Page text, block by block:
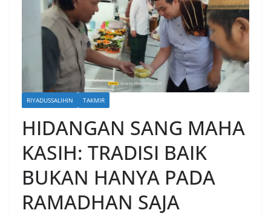
RIYADUSSALIHIN TAKMIR
HIDANGAN SANG MAHA
KASIH: TRADISI BAIK
BUKAN HANYA PADA
RAMADHAN SAJA